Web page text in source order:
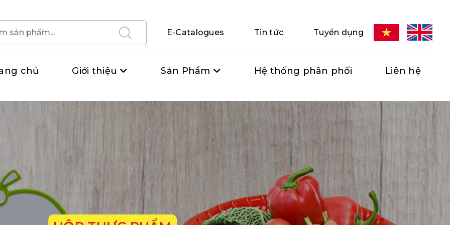
E-Catalogues Tin tức Tuyển dụng
chủ Giới thiệu Sản Phẩm Hệ thống phân phối Liên hệ